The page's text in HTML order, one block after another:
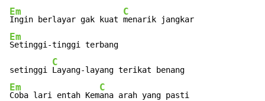
Em
Ingin berlayar gak kuat
C
Em
Setinggi-tinggi terbang
setinggi
C
Em
Coba lari entah Kem
C
ana arah yang pasti